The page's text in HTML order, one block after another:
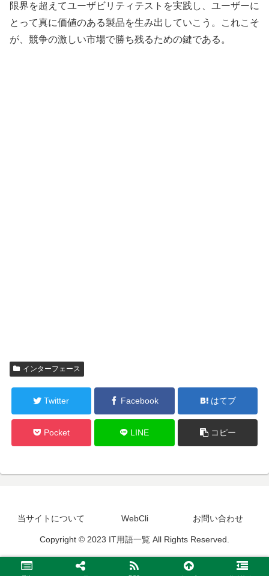
限界を超えてユーザビリティテストを実践し、ユーザーに
とって真に価値のある製品を生み出していこう。これこそ
が、競争の激しい市場で勝ち残るための鍵である。
インターフェース
Twitter Facebook はてブ
Pocket LINE コピー
当サイトについて WebCli お問い合わせ
Copyright © 2023 IT用語一覧 All Rights Reserved.